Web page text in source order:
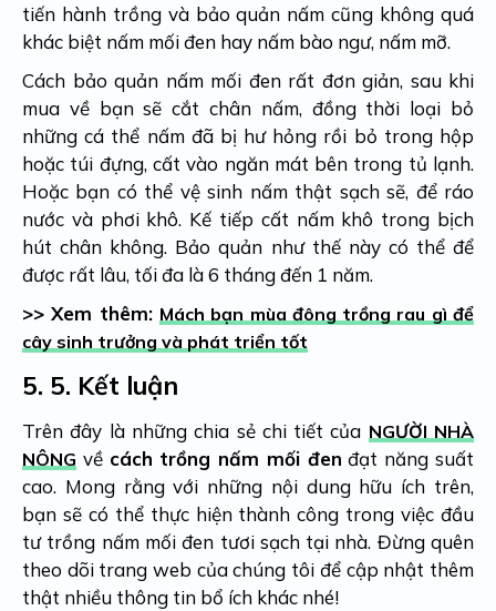
tiến hành trồng và bảo quản nấm cũng không quá
khác biệt nấm mối đen hay nấm bào ngư, nấm mỡ.
Cách bảo quản nấm mối đen rất đơn giản, sau khi
mua về bạn sẽ cắt chân nấm, đồng thời loại bỏ
những cá thể nấm đã bị hư hỏng rồi bỏ trong hộp
hoặc túi đựng, cất vào ngăn mát bên trong tủ lạnh.
Hoặc bạn có thể vệ sinh nấm thật sạch sẽ, để ráo
nước và phơi khô. Kế tiếp cất nấm khô trong bịch
hút chân không. Bảo quản như thế này có thể để
được rất lâu, tối đa là 6 tháng đến 1 năm.
>> Xem thêm: Mách bạn mùa đông trồng rau gì để
cây sinh trưởng và phát triển tốt
5. 5. Kết luận
Trên đây là những chia sẻ chi tiết của NGƯỜI NHÀ
NÔNG về cách trồng nấm mối đen đạt năng suất
cao. Mong rằng với những nội dung hữu ích trên,
bạn sẽ có thể thực hiện thành công trong việc đầu
tư trồng nấm mối đen tươi sạch tại nhà. Đừng quên
theo dõi trang web của chúng tôi để cập nhật thêm
thật nhiều thông tin bổ ích khác nhé!